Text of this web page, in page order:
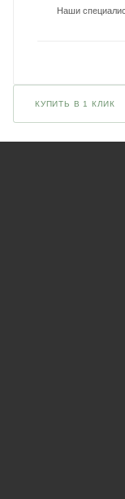
Наши
КУПИТЬ В 1 КЛИК